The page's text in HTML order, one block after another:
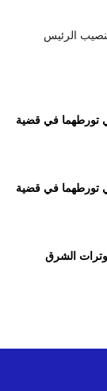
الرئيس
تورطهما في قضية
تورطهما في قضية
الشرق